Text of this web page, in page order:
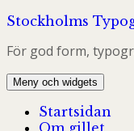
Hoppa
innehåll
Stockholms
För god form,
Meny och widgets
Startsidan
Om gillet